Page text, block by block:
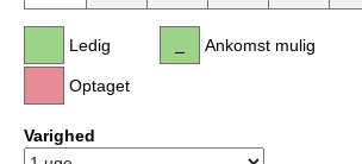
Ledig
Optaget
Ankomst mulig
Varighed